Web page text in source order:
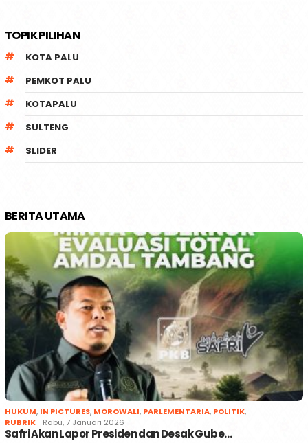
TOPIK PILIHAN
KOTA PALU
PEMKOT PALU
KOTAPALU
SULTENG
SLIDER
BERITA UTAMA
HUKUM, IN PICTURES, MOROWALI, PARLEMENTARIA, POLITIK,
RUBRIK
Rabu, 7 Januari 2026
Safri Akan Lapor Presiden dan Desak Gube…